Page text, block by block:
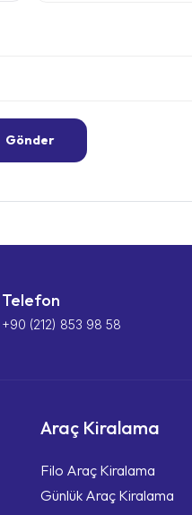
Telefon
+90 (212) 853 98 58
Araç Kiralama
Filo Araç Kiralama
Günlük Araç Kiralama